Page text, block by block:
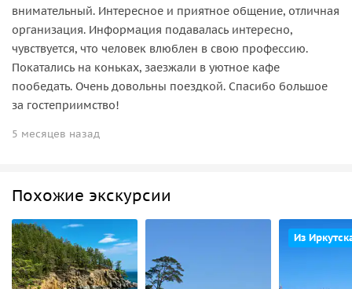
внимательный. Интересное и приятное общение, отличная
организация. Информация подавалась интересно,
чувствуется, что человек влюблен в свою профессию.
Покатались на коньках, заезжали в уютное кафе
пообедать. Очень довольны поездкой. Спасибо большое
за гостеприимство!
5 месяцев назад
Похожие экскурсии
Из